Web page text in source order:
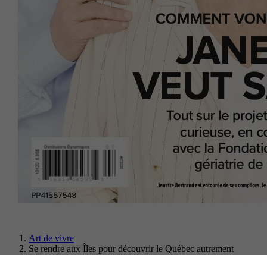
Art de vivre
Se rendre aux Îles pour découvrir le Québec autrement